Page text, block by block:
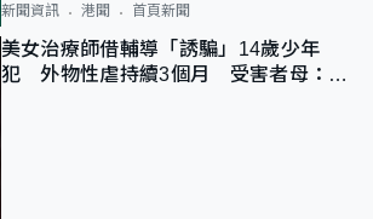
新聞資訊 港聞 首頁新聞
美女治療師借輔導「誘騙」14歲少年
犯 外物性虐持續3個月 受害者母：要